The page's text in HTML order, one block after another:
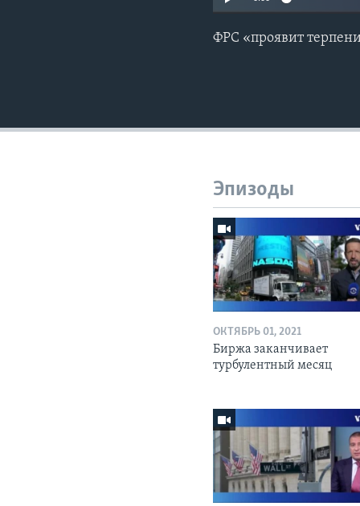
ФРС «проявит
Эпизоды
ОКТЯБРЬ 01, 2021
Биржа заканчивает
турбулентный месяц